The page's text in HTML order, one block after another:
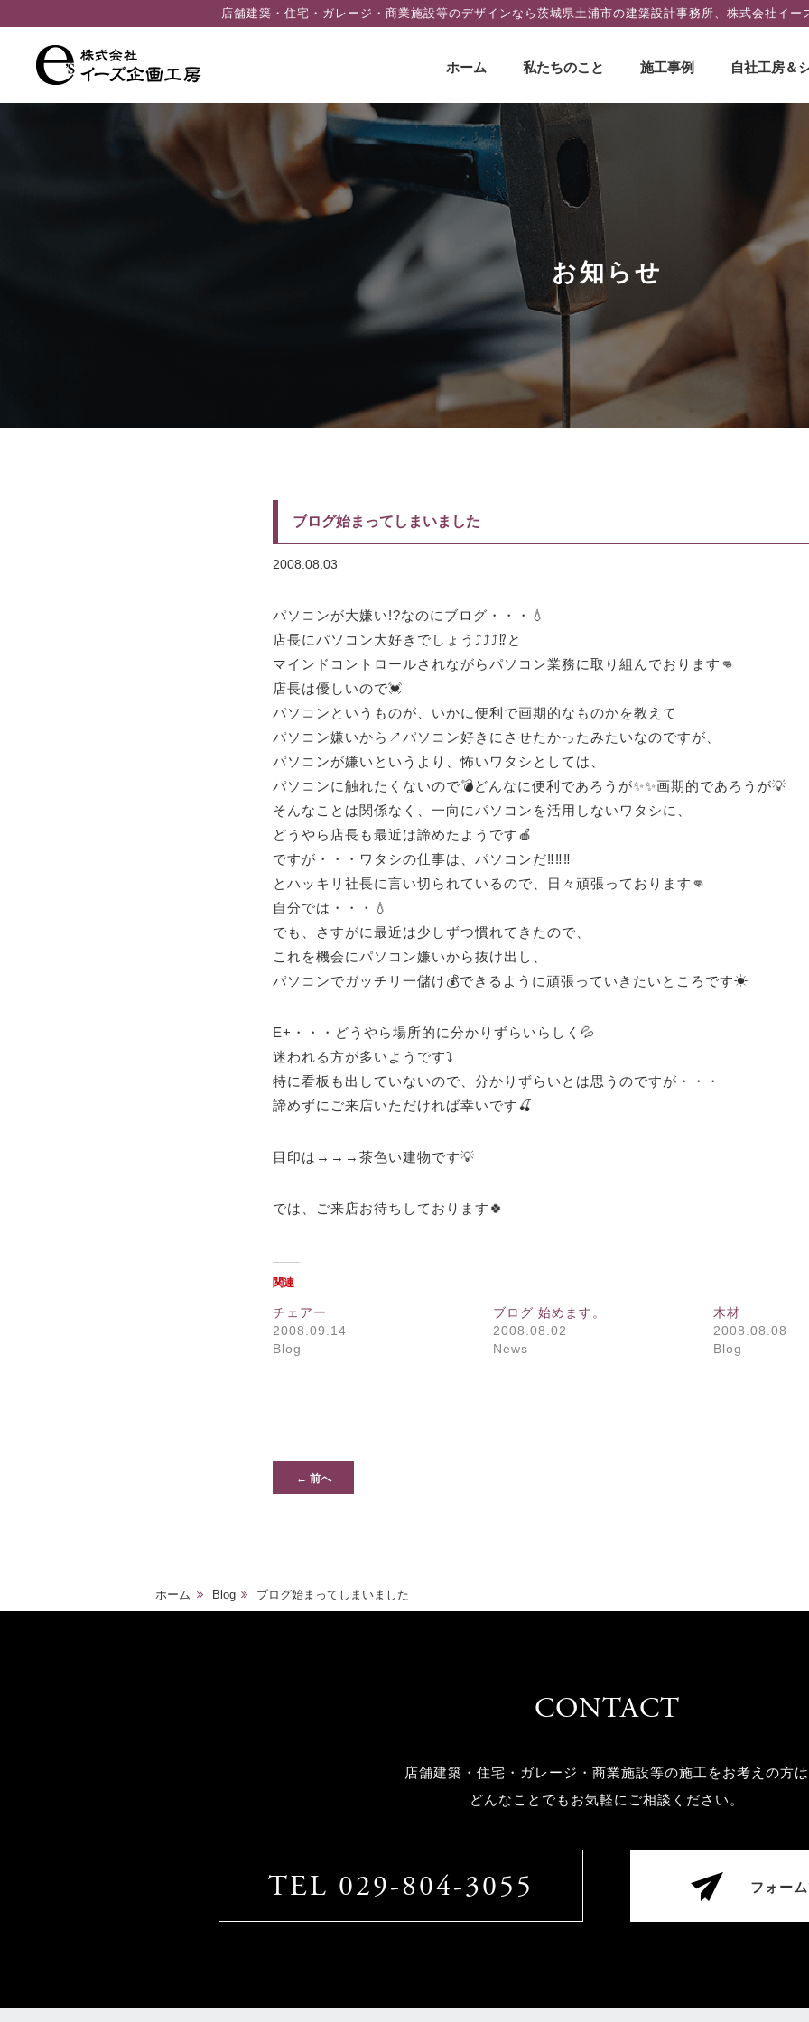
店舗建築・住宅・ガレージ・商業施設等のデザインなら茨城県土浦市の建築設計事務所、株式会社イ
コ
ン
ツ
ス
ホーム 私たちのこと 施工事例 自社工房＆
お知らせ
ブログ始まってしまいました
2008.08.03
パソコンが大嫌い!?なのにブログ・・・💧
店長にパソコン大好きでしょう⤴⤴⤴⁉と
マインドコントロールされながらパソコン業務に取り組んでおります👊
店長は優しいので💓
パソコンというものが、いかに便利で画期的なものかを教えて
パソコン嫌いから↗パソコン好きにさせたかったみたいなのですが、
パソコンが嫌いというより、怖いワタシとしては、
パソコンに触れたくないので💣どんなに便利であろうが✨✨画期的であろうが💡
そんなことは関係なく、一向にパソコンを活用しないワタシに、
どうやら店長も最近は諦めたようです🍎
ですが・・・ワタシの仕事は、パソコンだ‼‼‼
とハッキリ社長に言い切られているので、日々頑張っております👊
自分では・・・💧
でも、さすがに最近は少しずつ慣れてきたので、
これを機会にパソコン嫌いから抜け出し、
パソコンでガッチリ一儲け💰できるように頑張っていきたいところです☀
E+・・・どうやら場所的に分かりずらいらしく💦
迷われる方が多いようです⤵
特に看板も出していないので、分かりずらいとは思うのですが・・・
諦めずにご来店いただければ幸いです🍒
目印は→→→茶色い建物です💡
では、ご来店お待ちしております🍀
関連
チェアー
2008.09.14
Blog
ブログ 始めます。
2008.08.02
News
木材
2008.08.08
Blog
← 前へ
ホーム Blog ブログ始まってしまいました
CONTACT
店舗建築・住宅・ガレージ・商業施設等の施工をお考えの方は
どんなことでもお気軽にご相談ください。
TEL 029-804-3055 フォー
キ